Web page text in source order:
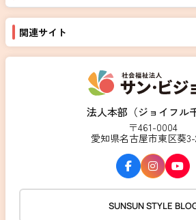
法人本部（ジョイフル
〒461-0004
愛知県名古屋市東区葵3-
SUNSUN STYLE
関連サイト